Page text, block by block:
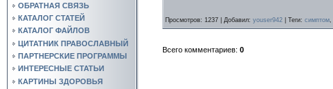
ОБРАТНАЯ СВЯЗЬ
КАТАЛОГ СТАТЕЙ
КАТАЛОГ ФАЙЛОВ
ЦИТАТНИК ПРАВОСЛАВНЫЙ
ПАРТНЕРСКИЕ ПРОГРАММЫ
ИНТЕРЕСНЫЕ СТАТЬИ
КАРТИНЫ ЗДОРОВЬЯ
Просмотров: 1237 | Добавил: youser942 Теги: симптом,
Всего комментариев: 0